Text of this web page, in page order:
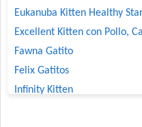
Eukanuba Kitten Healthy
Excellent Kitten con Pollo,
Fawna Gatito
Felix Gatitos
Infinity Kitten